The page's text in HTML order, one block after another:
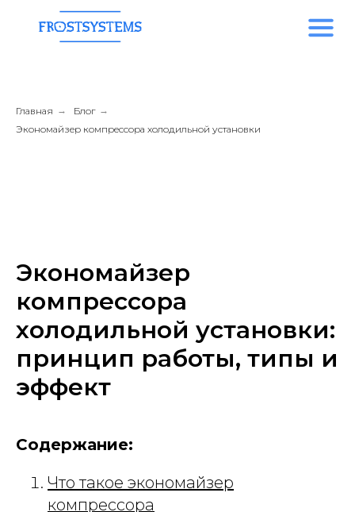
Главная → Блог →
Экономайзер компрессора холодильной установки
Экономайзер
компрессора
холодильной установки:
принцип работы, типы и
эффект
Содержание:
Что такое экономайзер
компрессора